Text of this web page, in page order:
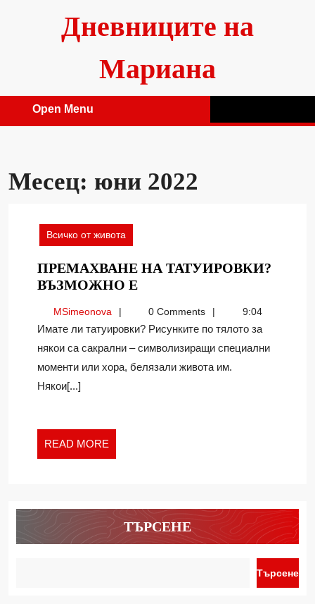
Дневниците на
Мариана
Open Menu
Месец: юни 2022
Всичко от живота
ПРЕМАХВАНЕ НА ТАТУИРОВКИ?
ВЪЗМОЖНО ЕПРЕМАХВАНЕ
ТАТУИРОВКИ?
ВЪЗМОЖНО
Е
MSimeonovaMSimeonova0 Comments 9:04
Имате ли татуировки? Рисунките по тялото за
някои са сакрални – символизиращи специални
моменти или хора, белязали живота им.
Някои[...]
READ MORE
MORE
ТЪРСЕНЕ
Търсене